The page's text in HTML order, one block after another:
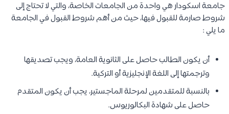
جامعة اسكودار هي واحدة من الجامعات الخاصة، والتي لا تحتاج إلى
شروط صارمة للقبول فيها، حيث من أهم شروط القبول في الجامعة
ما يلي :
أن يكون الطالب حاصل على الثانوية العامة، ويجب تصديقها
وترجمتها إلى اللغة الإنجليزية أو التركية.
بالنسبة للمتقدمين لمرحلة الماجستير، يجب أن يكون المتقدم
حاصل على شهادة البكالوريوس.